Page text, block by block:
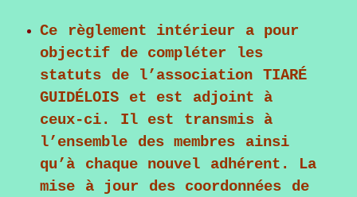
Ce règlement intérieur a pour
objectif de compléter les
statuts de l’association TIARÉ
GUIDÉLOIS et est adjoint à
ceux-ci. Il est transmis à
l’ensemble des membres ainsi
qu’à chaque nouvel adhérent. La
mise à jour des coordonnées de